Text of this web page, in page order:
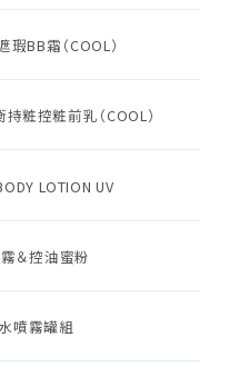
瑕BB霜（COOL）
粧控粧前乳（COOL）
LOTION UV
＆控油蜜粉
噴霧罐組